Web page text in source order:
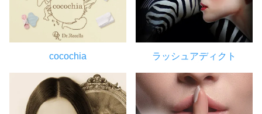
cocochia ラッシュアディクト